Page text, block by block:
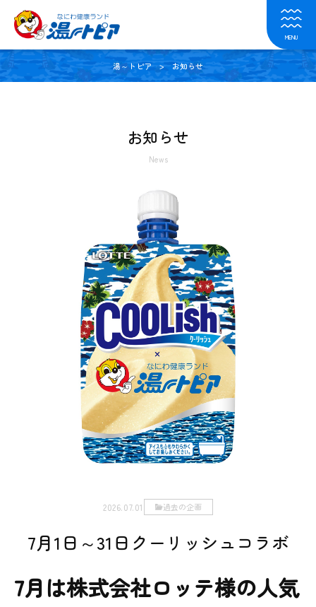
MENU
湯～トピア> お知らせ
お知らせ
News
2026.07.01 過去の企画
7月1日～31日クーリッシュコラボ
7月は株式会社ロッテ様の人気